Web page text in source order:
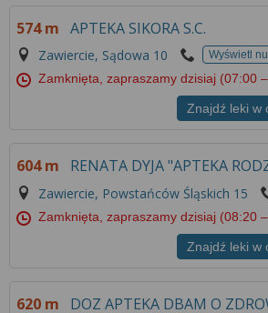
574 m APTEKA SIKORA S.C.
Zawiercie, Sądowa 10 Wyświetl
Zamknięta, zapraszamy dzisiaj (07:00
Znajdź leki w
604 m RENATA DYJA "APTEKA
Zawiercie, Powstańców Śląskich 15
Zamknięta, zapraszamy dzisiaj (08:20
Znajdź leki w
620 m DOZ APTEKA DBAM O
narzędzi zewnętrznych w naszym
znajdziesz wRegulaminie Serwisu.